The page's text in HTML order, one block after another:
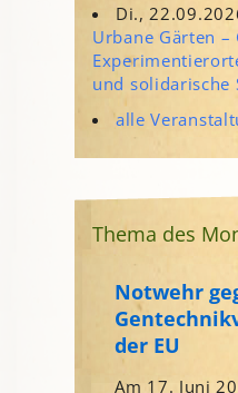
Di.,
Urbane Gärten –
und solidarische
alle
Thema des
Notwehr
der EU
Am 17. Juni